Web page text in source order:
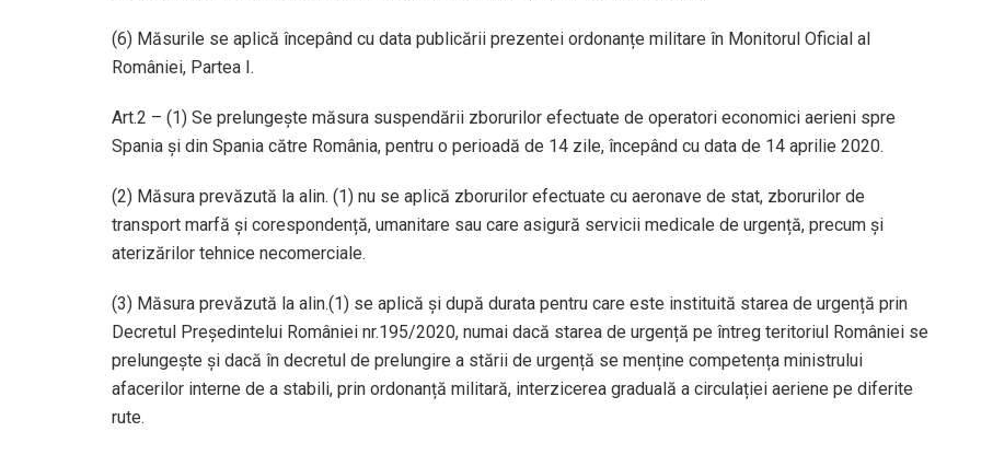
(6) Măsurile se aplică începând cu data publicării prezentei ordonanțe militare în Monitorul Oficial al
României, Partea I.
Art.2 – (1) Se prelungește măsura suspendării zborurilor efectuate de operatori economici aerieni spre
Spania și din Spania către România, pentru o perioadă de 14 zile, începând cu data de 14 aprilie 2020.
(2) Măsura prevăzută la alin. (1) nu se aplică zborurilor efectuate cu aeronave de stat, zborurilor de
transport marfă și corespondență, umanitare sau care asigură servicii medicale de urgență, precum și
aterizărilor tehnice necomerciale.
(3) Măsura prevăzută la alin.(1) se aplică și după durata pentru care este instituită starea de urgență prin
Decretul Președintelui României nr.195/2020, numai dacă starea de urgență pe întreg teritoriul României se
prelungește și dacă în decretul de prelungire a stării de urgență se menține competența ministrului
afacerilor interne de a stabili, prin ordonanță militară, interzicerea graduală a circulației aeriene pe diferite
rute.